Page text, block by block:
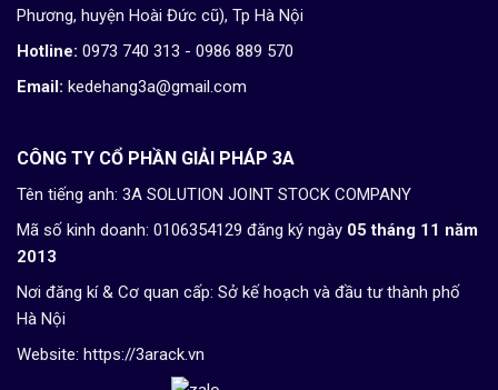
Phương, huyện Hoài Đức cũ), Tp Hà Nội
Hotline: 0973 740 313 - 0986 889 570
Email: kedehang3a@gmail.com
CÔNG TY CỔ PHẦN GIẢI PHÁP 3A
Tên tiếng anh: 3A SOLUTION JOINT STOCK COMPANY
Mã số kinh doanh: 0106354129 đăng ký ngày 05 tháng 11 năm
2013
Nơi đăng kí & Cơ quan cấp: Sở kế hoạch và đầu tư thành phố
Hà Nội
Website: https://3arack.vn